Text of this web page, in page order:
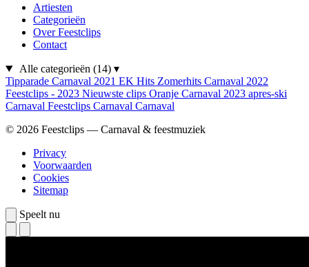
Artiesten
Categorieën
Over Feestclips
Contact
Alle categorieën (14) ▾
Tipparade Carnaval 2021 EK Hits Zomerhits Carnaval 2022
Feestclips - 2023 Nieuwste clips Oranje Carnaval 2023 apres-ski
Carnaval Feestclips Carnaval Carnaval
© 2026 Feestclips — Carnaval & feestmuziek
Privacy
Voorwaarden
Cookies
Sitemap
Speelt nu